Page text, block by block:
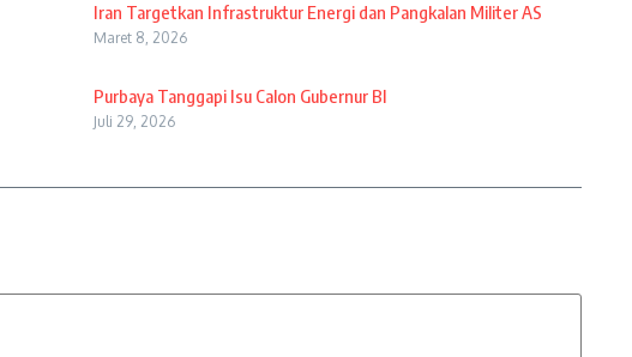
Iran Targetkan Infrastruktur Energi dan Pangkalan Militer AS
Maret 8, 2026
Purbaya Tanggapi Isu Calon Gubernur BI
Juli 29, 2026